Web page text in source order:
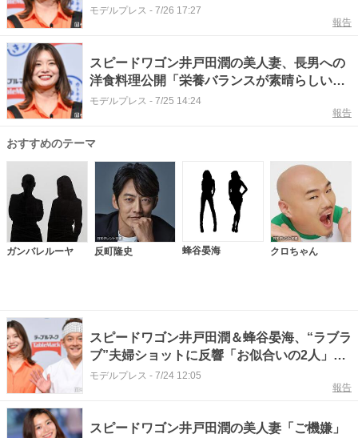
たままなの可愛い」「にんじん食べてて偉
モデルプレス - 7/26 17:27
報告
スピードワゴン井戸田潤の美人妻、長男への
洋食料理公開「栄養バランスが素晴らしい」
「カフェみたいでおしゃれ」と反響
モデルプレス - 7/25 14:24
報告
おすすめのテーマ
ガンバレルーヤ 反町隆史 蜂谷晏海 クロちゃん
スピードワゴン井戸田潤＆蜂谷晏海、“ラブラ
ブ”夫婦ショットに反響「お似合いの2人」
「幸せが溢れてる」
モデルプレス - 7/24 12:05
報告
スピードワゴン井戸田潤の美人妻「ご機嫌」